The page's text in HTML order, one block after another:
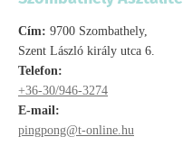
Cím: 9700 Szombathely,
Szent László király utca 6.
Telefon:
+36-30/946-3274
E-mail:
pingpong@t-online.hu